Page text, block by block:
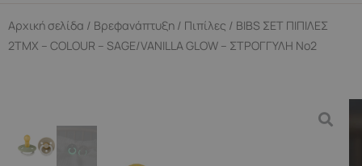
Αρχική σελίδα / Βρεφανάπτυξη / Πιπίλες / BIBS ΣΕΤ ΠΙΠΙΛΕΣ
2ΤΜΧ – COLOUR – SAGE/VANILLA GLOW – ΣΤΡΟΓΓΥΛΗ No2